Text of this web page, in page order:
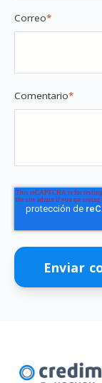
Correo*
Comentario*